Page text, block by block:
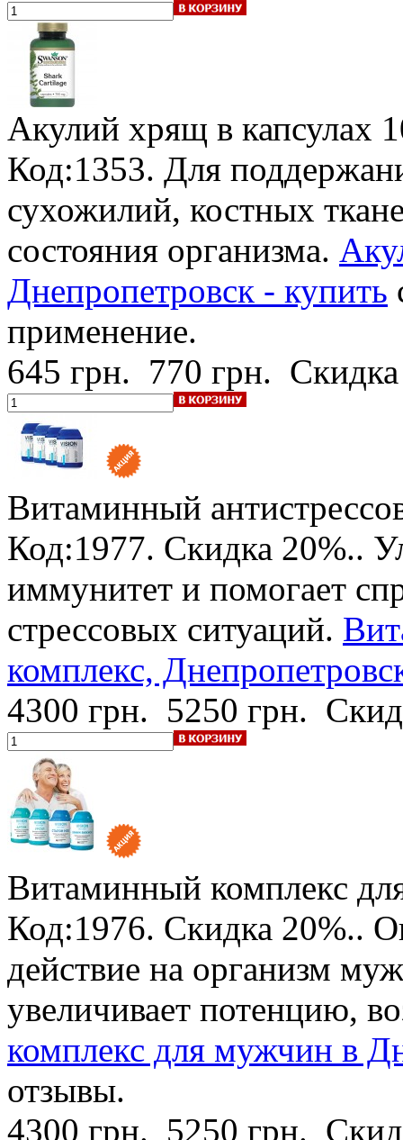
Акулий хрящ в капсулах
Код:1353. Для
сухожилий, костных
состояния организма.
Днепропетровск - купить
применение.
645 грн. 770 грн.
Витаминный
Код:1977. Скидка 20%..
иммунитет и помогает
стрессовых ситуаций.
комплекс,
4300 грн. 5250 грн.
Витаминный комплекс
Код:1976. Скидка 20%..
действие на организм
увеличивает потенцию,
комплекс для мужчин в
отзывы.
4300 грн. 5250 грн.